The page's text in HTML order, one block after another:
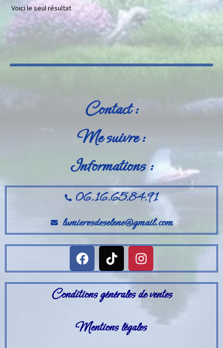
Voici le seul résultat
Contact :
Me suivre :
Informations :
06.16.65.84.91
lumieresdeselene@gmail.com
Conditions générales de ventes
Mentions légales